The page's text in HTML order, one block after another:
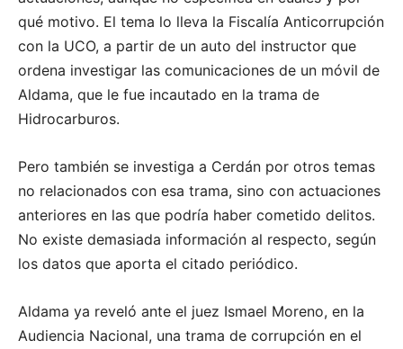
qué motivo. El tema lo lleva la Fiscalía Anticorrupción
con la UCO, a partir de un auto del instructor que
ordena investigar las comunicaciones de un móvil de
Aldama, que le fue incautado en la trama de
Hidrocarburos.
Pero también se investiga a Cerdán por otros temas
no relacionados con esa trama, sino con actuaciones
anteriores en las que podría haber cometido delitos.
No existe demasiada información al respecto, según
los datos que aporta el citado periódico.
Aldama ya reveló ante el juez Ismael Moreno, en la
Audiencia Nacional, una trama de corrupción en el